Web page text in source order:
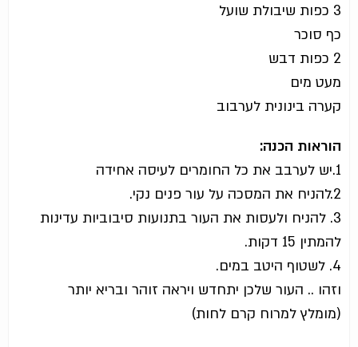
3 כפות שיבולת שועל
כף סוכר
2 כפות דבש
מעט מים
קערה בינונית לערבוב
הוראות הכנה:
1.יש לערבב את כל החומרים לעיסה אחידה
2.להניח את המסכה על עור פנים נקי.
3. להניח ולעסות את העור בתנועות סיבוביות עדינות
להמתין 15 דקות.
4. לשטוף היטב במים.
וזהו .. העור שלכן יתחדש ויראה זוהר ובריא יותר
(מומלץ למרוח קרם לחות)